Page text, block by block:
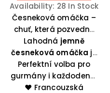
Availability: 28 In Stock
Česneková omáčka –
chuť, která pozvedne
každé jídlo.
Lahodná jemně
česneková omáčka je
ideální k dochucení
masa, pečených
brambor, grilované
Perfektní volba pro
gurmány i každodenní
kuchyni.
❤️ Francouzská